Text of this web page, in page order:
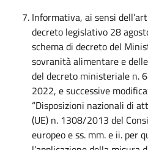
Informativa, ai sensi
decreto legislativo 28
schema di decreto del
sovranità alimentare e
del decreto ministeriale n.
2022, e successive
“Disposizioni nazionali di
(UE) n. 1308/2013 del
europeo e ss. mm. e ii. per